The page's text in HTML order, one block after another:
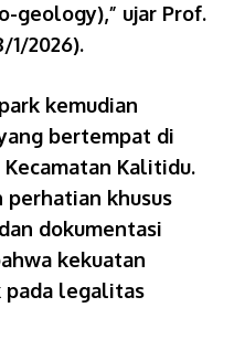
geology),” ujar Prof.
1/2026).
kemudian
bertempat di
Kecamatan Kalitidu.
perhatian khusus
dokumentasi
kekuatan
pada legalitas